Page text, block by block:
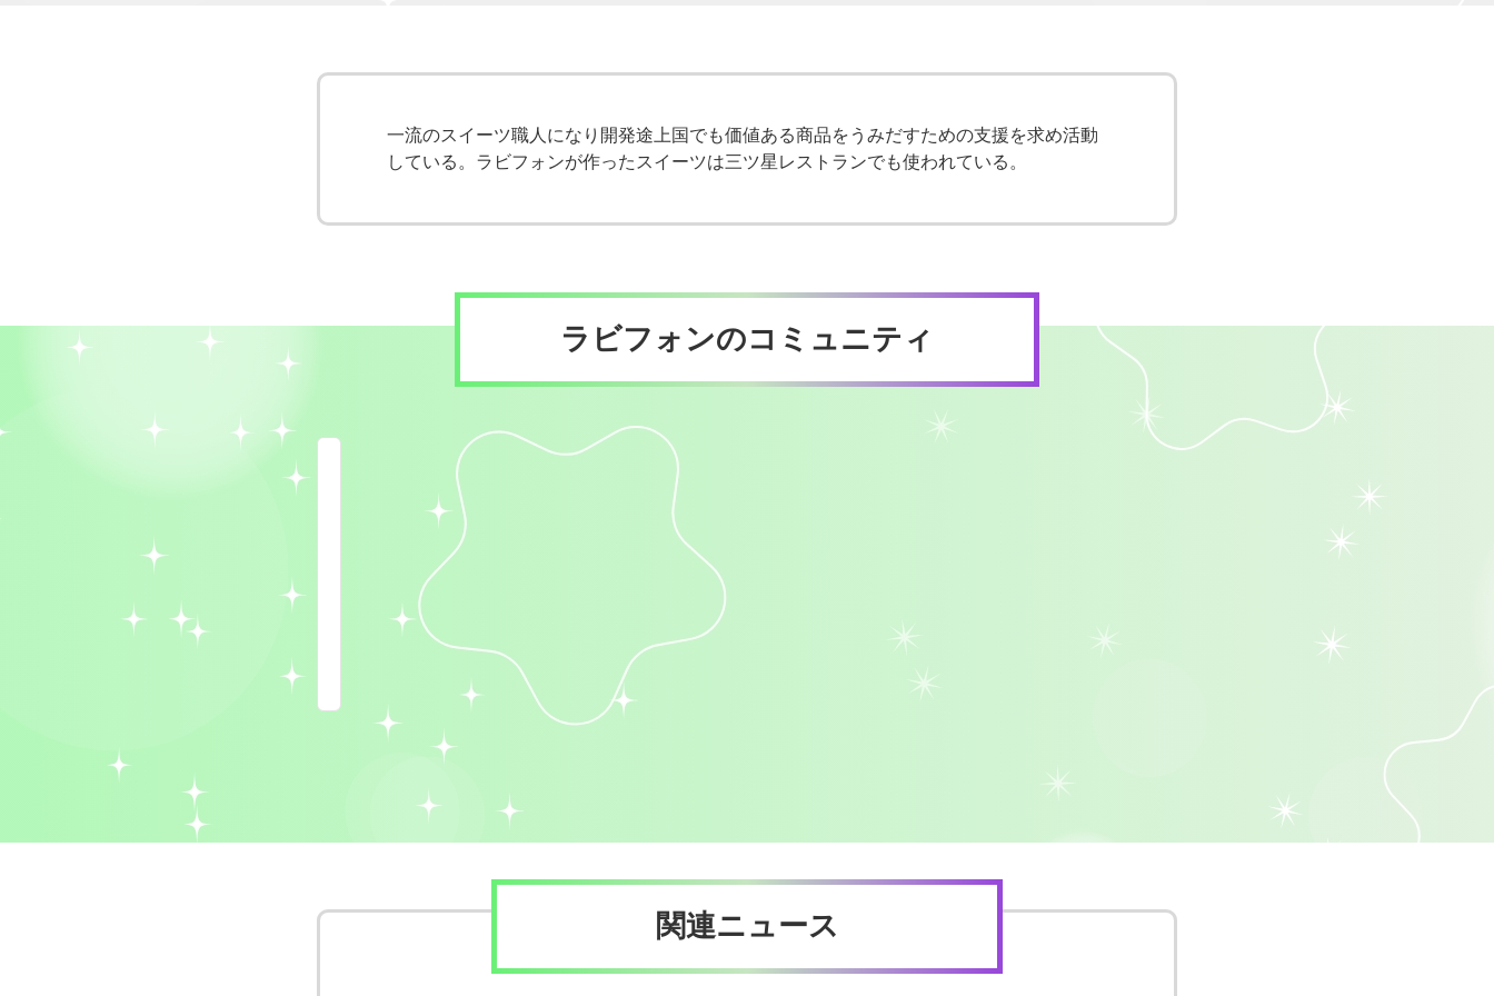
一流のスイーツ職人になり開発途上国でも価値ある商品をうみだすための支援を求め活動
している。ラビフォンが作ったスイーツは三ツ星レストランでも使われている。
ラビフォンのコミュニティ
関連ニュース